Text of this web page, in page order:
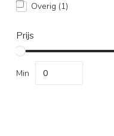
Overig (1)
Prijs
Min